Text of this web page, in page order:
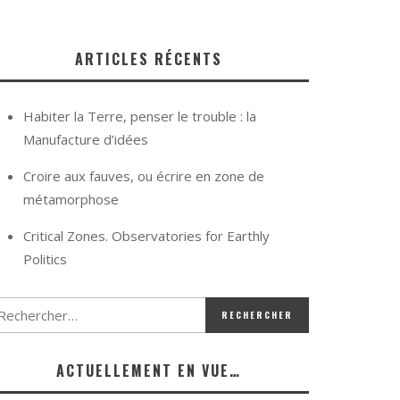
ARTICLES RÉCENTS
Habiter la Terre, penser le trouble : la
Manufacture d’idées
Croire aux fauves, ou écrire en zone de
métamorphose
Critical Zones. Observatories for Earthly
Politics
ACTUELLEMENT EN VUE…